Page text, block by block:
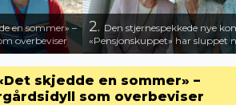
en sommer» –
overbeviser
2. Den stjernespekkede nye
«Pensjonskuppet» har sluppet
skjedde en sommer» –
som overbeviser